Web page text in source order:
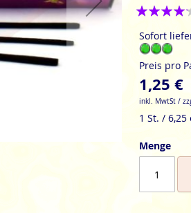
Bewertung:
Sofort
Preis pro
1,25 €
inkl. MwtSt /
1 St. / 6,25
Menge